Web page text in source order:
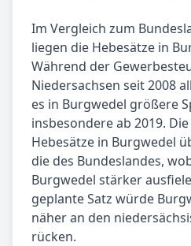
Im Vergleich zum
liegen die Hebesätze in
Während der
Niedersachsen seit 2008
es in Burgwedel größere
insbesondere ab 2019.
Hebesätze in Burgwedel
die des Bundeslandes,
Burgwedel stärker
geplante Satz würde
näher an den
rücken.